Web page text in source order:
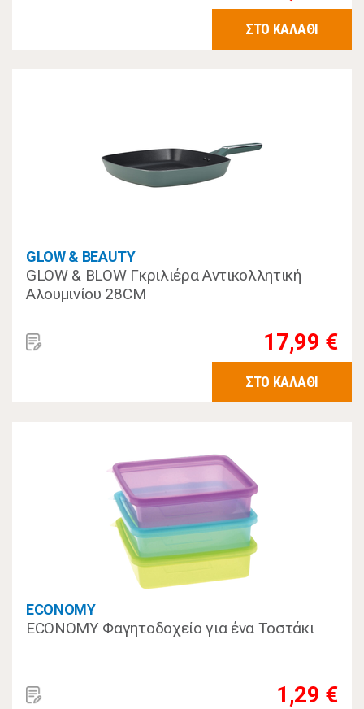
ΣΤΟ ΚΑΛΑΘΙ
GLOW & BEAUTY
GLOW & BLOW Γκριλιέρα Αντικολλητική
Αλουμινίου 28CM
17,99 €
ΣΤΟ ΚΑΛΑΘΙ
ECONOMY
ECONOMY Φαγητοδοχείο για ένα Τοστάκι
1,29 €